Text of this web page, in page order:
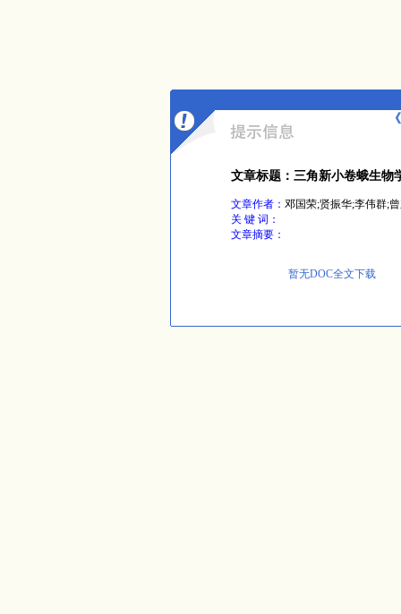
文章标题：三角新小卷蛾生物
文章作者： 邓国荣;贤振华;李伟群;
关 键 词：
文章摘要：
暂无DOC全文下载